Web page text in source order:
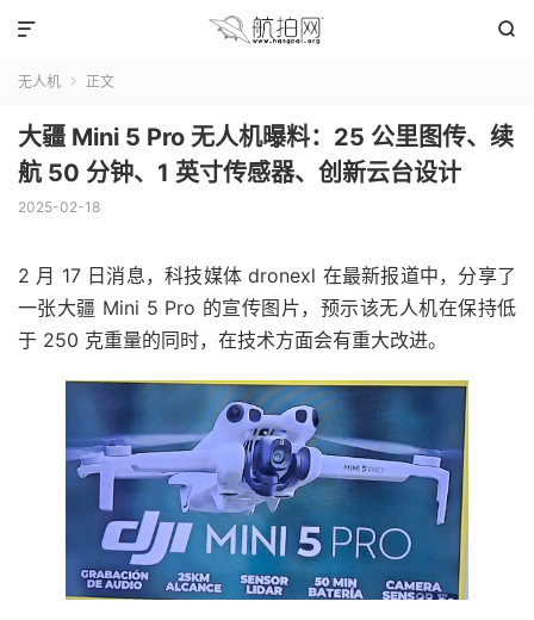


无人机  正文
大疆 Mini 5 Pro 无人机曝料：25 公里图传、续
航 50 分钟、1 英寸传感器、创新云台设计
2025-02-18
2 月 17 日消息，科技媒体 dronexl 在最新报道中，分享了
一张大疆 Mini 5 Pro 的宣传图片，预示该无人机在保持低
于 250 克重量的同时，在技术方面会有重大改进。